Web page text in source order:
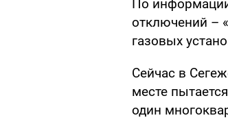
По
отключений –
газовых
Сейчас в
месте
один